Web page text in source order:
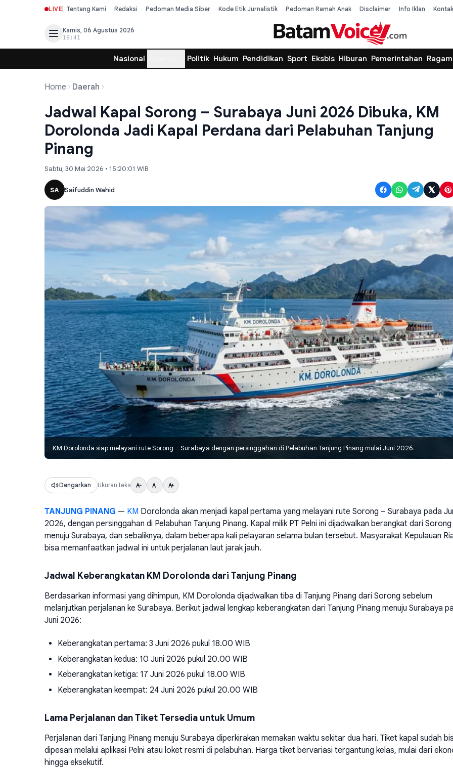
LIVE Tentang Kami Redaksi Pedoman Media Siber Kode Etik Jurnalistik Pedoman Ramah Anak Disclaimer Info Iklan
Kamis, 06 Agustus 2026
16:41
Nasional Politik Hukum Pendidikan Sport Eksbis Hiburan Pemerintahan Ragam
Home Daerah
Jadwal Kapal Sorong – Surabaya Juni 2026 Dibuka, KM
Dorolonda Jadi Kapal Perdana dari Pelabuhan Tanjung
Pinang
Sabtu, 30 Mei 2026 • 15:20:01 WIB
SA Saifuddin Wahid
KM Dorolonda siap melayani rute Sorong – Surabaya dengan persinggahan di Pelabuhan Tanjung Pinang mulai Juni 2026.
Dengarkan Ukuran teks
TANJUNG PINANG — KM Dorolonda akan menjadi kapal pertama yang melayani rute Sorong – Surabaya pada
2026, dengan persinggahan di Pelabuhan Tanjung Pinang. Kapal milik PT Pelni ini dijadwalkan berangkat dari Sorong
menuju Surabaya, dan sebaliknya, dalam beberapa kali pelayaran selama bulan tersebut. Masyarakat Kepulauan
bisa memanfaatkan jadwal ini untuk perjalanan laut jarak jauh.
Jadwal Keberangkatan KM Dorolonda dari Tanjung Pinang
Berdasarkan informasi yang dihimpun, KM Dorolonda dijadwalkan tiba di Tanjung Pinang dari Sorong sebelum
melanjutkan perjalanan ke Surabaya. Berikut jadwal lengkap keberangkatan dari Tanjung Pinang menuju Surabaya
Juni 2026:
Keberangkatan pertama: 3 Juni 2026 pukul 18.00 WIB
Keberangkatan kedua: 10 Juni 2026 pukul 20.00 WIB
Keberangkatan ketiga: 17 Juni 2026 pukul 18.00 WIB
Keberangkatan keempat: 24 Juni 2026 pukul 20.00 WIB
Lama Perjalanan dan Tiket Tersedia untuk Umum
Perjalanan dari Tanjung Pinang menuju Surabaya diperkirakan memakan waktu sekitar dua hari. Tiket kapal sudah
dipesan melalui aplikasi Pelni atau loket resmi di pelabuhan. Harga tiket bervariasi tergantung kelas, mulai dari
hingga eksekutif.